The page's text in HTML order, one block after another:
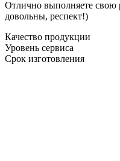
Отлично выполняете свою
довольны, респект!)
Качество продукции
Уровень сервиса
Срок изготовления